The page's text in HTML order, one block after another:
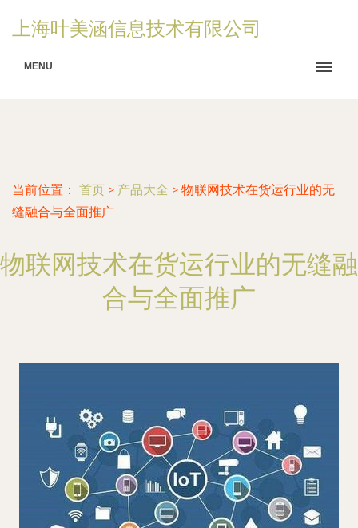
上海叶美涵信息技术有限公司
MENU
当前位置： 首页 > 产品大全 > 物联网技术在货运行业的无
缝融合与全面推广
物联网技术在货运行业的无缝融
合与全面推广